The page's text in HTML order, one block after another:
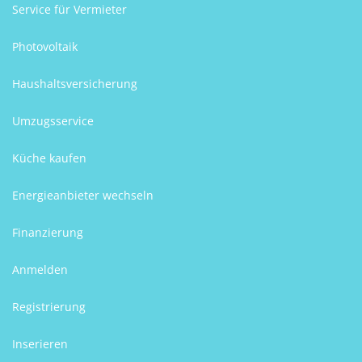
Service für Vermieter
Photovoltaik
Haushaltsversicherung
Umzugsservice
Küche kaufen
Energieanbieter wechseln
Finanzierung
Anmelden
Registrierung
Inserieren